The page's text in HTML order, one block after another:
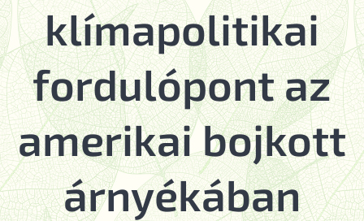
klímapolitikai
fordulópont az
amerikai bojkott
árnyékában